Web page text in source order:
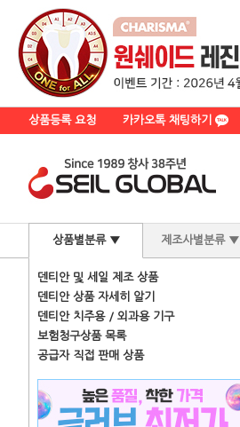
상품등록 요청 카카오톡 채팅하기
상품별분류 ▼ 제조사별분류 ▼
덴티안 및 세일 제조 상품
덴티안 상품 자세히 알기
덴티안 치주용 / 외과용 기구
보험청구상품 목록
공급자 직접 판매 상품